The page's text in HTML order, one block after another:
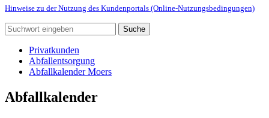
Hinweise zu der Nutzung des Kundenportals (Online-Nutzungsbedingungen)
Suche
Privatkunden
Abfallentsorgung
Abfallkalender Moers
Abfallkalender